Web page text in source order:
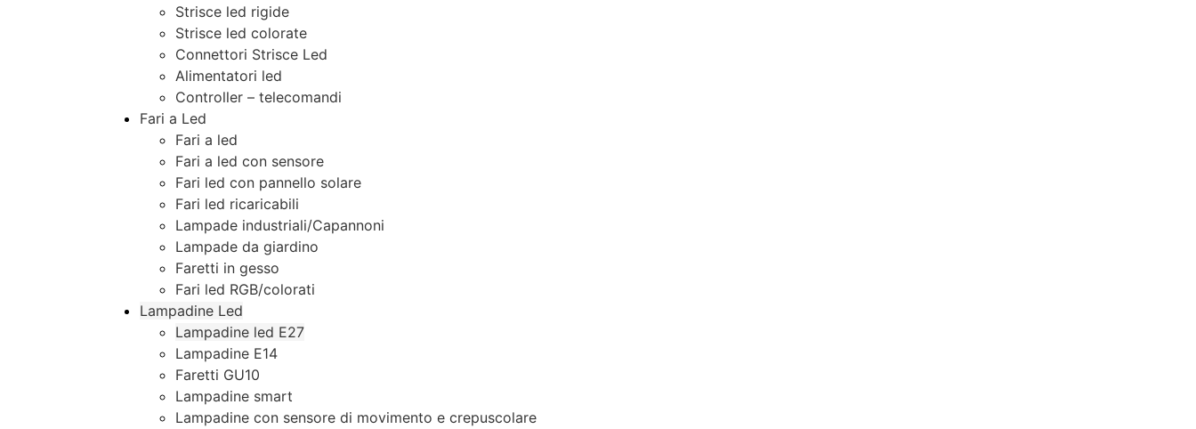
Strisce led rigide
Strisce led colorate
Connettori Strisce Led
Alimentatori led
Controller – telecomandi
Fari a Led
Fari a led
Fari a led con sensore
Fari led con pannello solare
Fari led ricaricabili
Lampade industriali/Capannoni
Lampade da giardino
Faretti in gesso
Fari led RGB/colorati
Lampadine Led
Lampadine led E27
Lampadine E14
Faretti GU10
Lampadine smart
Lampadine con sensore di movimento e crepuscolare